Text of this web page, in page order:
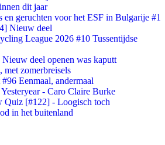
dit jaar
en geruchten voor het ESF in Bulgarije #1
Nieuw deel
League 2026 #10 Tussentijdse
deel openen was kaputt
zomerbreisels
Eenmaal, andermaal
- Caro Claire Burke
Quiz [#122] - Loogisch toch
in het buitenland